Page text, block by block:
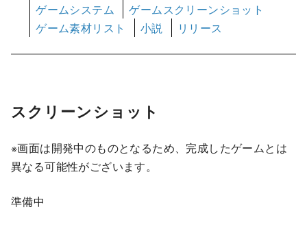
ゲームシステム
ゲームスクリーンショット
ゲーム素材リスト
小説 リリース
スクリーンショット
※画面は開発中のものとなるため、完成したゲームとは
異なる可能性がございます。
準備中